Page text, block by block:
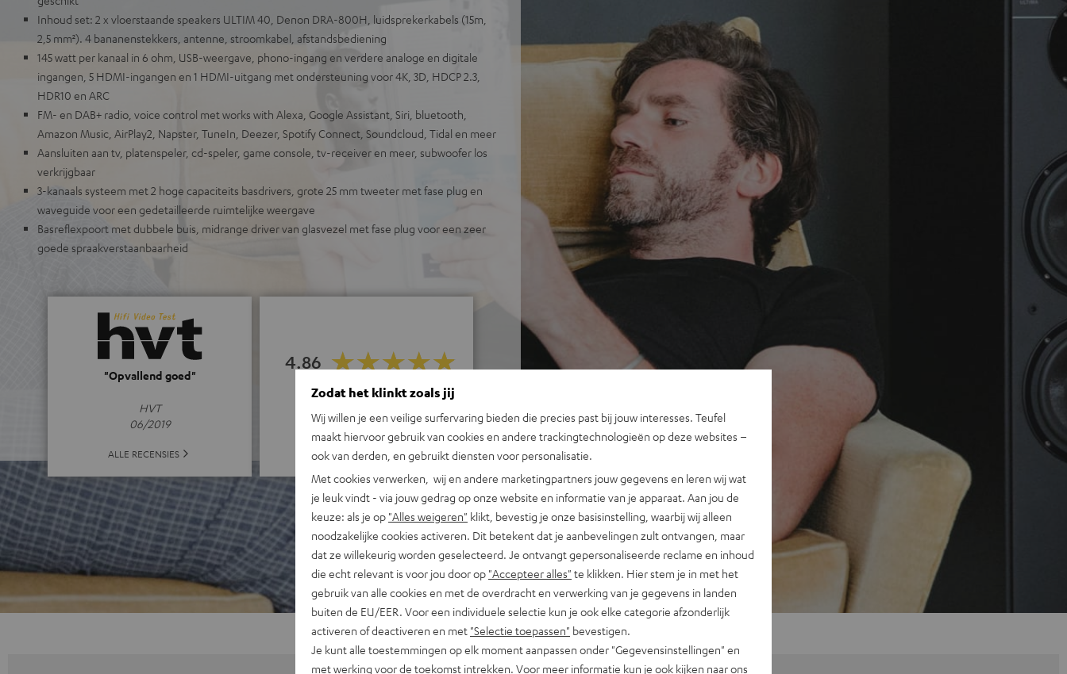
Inhoud set: 2 x vloerstaande speakers ULTIM 40, Denon DRA-800H, luidsprekerkabels (15m,
2,5 mm²). 4 bananenstekkers, antenne, stroomkabel, afstandsbediening
145 watt per kanaal in 6 ohm, USB-weergave, phono-ingang en verdere analoge en digitale
ingangen, 5 HDMI-ingangen en 1 HDMI-uitgang met ondersteuning voor 4K, 3D, HDCP 2.3,
HDR10 en ARC
FM- en DAB+ radio, voice control met works with Alexa, Google Assistant, Siri, bluetooth,
Amazon Music, AirPlay2, Napster, TuneIn, Deezer, Spotify Connect, Soundcloud, Tidal en meer
Aansluiten aan tv, platenspeler, cd-speler, game console, tv-receiver en meer, subwoofer los
verkrijgbaar
3-kanaals systeem met 2 hoge capaciteits basdrivers, grote 25 mm tweeter met fase plug en
waveguide voor een gedetailleerde ruimtelijke weergave
Basreflexpoort met dubbele buis, midrange driver van glasvezel met fase plug voor een zeer
goede spraakverstaanbaarheid
"Opvallend goed"
HVT
06/2019
ALLE RECENSIES
4.86
(4.86 van 5 bij 49 beoordelingen)
ALLE REVIEWS
Zodat het klinkt zoals jij
Wij willen je een veilige surfervaring bieden die precies past bij jouw interesses. Teufel
maakt hiervoor gebruik van cookies en andere trackingtechnologieën op deze websites –
ook van derden, en gebruikt diensten voor personalisatie.
Met cookies verwerken, wij en andere marketingpartners jouw gegevens en leren wij wat
je leuk vindt - via jouw gedrag op onze website en informatie van je apparaat. Aan jou de
keuze: als je op "Alles weigeren" klikt, bevestig je onze basisinstelling, waarbij wij alleen
noodzakelijke cookies activeren. Dit betekent dat je aanbevelingen zult ontvangen, maar
dat ze willekeurig worden geselecteerd. Je ontvangt gepersonaliseerde reclame en inhoud
die echt relevant is voor jou door op "Accepteer alles" te klikken. Hier stem je in met het
gebruik van alle cookies en met de overdracht en verwerking van je gegevens in landen
buiten de EU/EER. Voor een individuele selectie kun je ook elke categorie afzonderlijk
activeren of deactiveren en met "Selectie toepassen" bevestigen.
Je kunt alle toestemmingen op elk moment aanpassen onder "Gegevensinstellingen" en
met werking voor de toekomst intrekken. Voor meer informatie kun je ook kijken naar ons